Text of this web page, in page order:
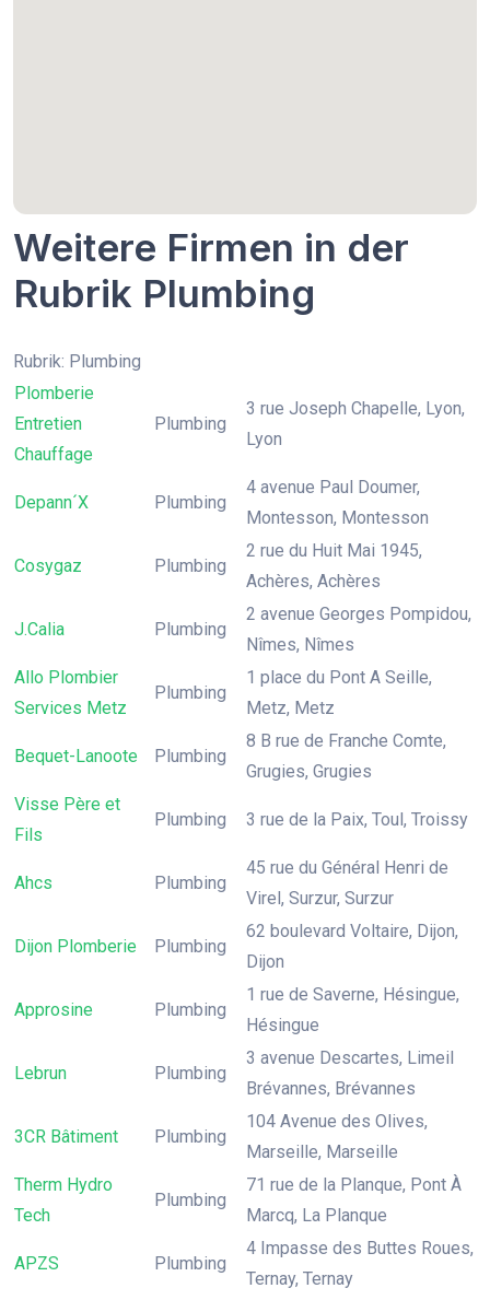
Weitere Firmen in der
Rubrik Plumbing
Rubrik: Plumbing
Plomberie
Entretien
Chauffage
Plumbing
3 rue Joseph Chapelle, Lyon,
Lyon
Depann´X Plumbing
4 avenue Paul Doumer,
Montesson, Montesson
Cosygaz Plumbing
2 rue du Huit Mai 1945,
Achères, Achères
J.Calia Plumbing
2 avenue Georges Pompidou,
Nîmes, Nîmes
Allo Plombier
Services Metz
Plumbing
1 place du Pont A Seille,
Metz, Metz
Bequet-Lanoote Plumbing
8 B rue de Franche Comte,
Grugies, Grugies
Visse Père et
Fils
Plumbing 3 rue de la Paix, Toul, Troissy
Ahcs Plumbing
45 rue du Général Henri de
Virel, Surzur, Surzur
Dijon Plomberie Plumbing
62 boulevard Voltaire, Dijon,
Dijon
Approsine Plumbing
1 rue de Saverne, Hésingue,
Hésingue
Lebrun Plumbing
3 avenue Descartes, Limeil
Brévannes, Brévannes
3CR Bâtiment Plumbing
104 Avenue des Olives,
Marseille, Marseille
Therm Hydro
Tech
Plumbing
71 rue de la Planque, Pont À
Marcq, La Planque
APZS Plumbing
4 Impasse des Buttes Roues,
Ternay, Ternay